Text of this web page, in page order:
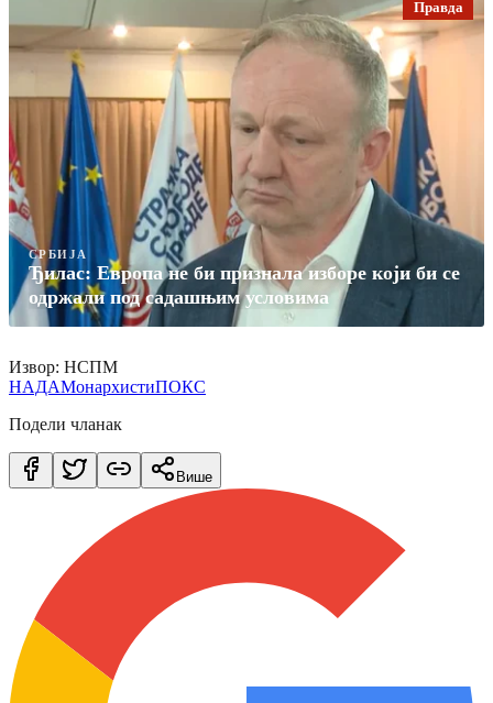
Правда
СРБИЈА
Ђилас: Европа не би признала изборе који би се
одржали под садашњим условима
Извор: НСПМ
НАДАМонархистиПОКС
Подели чланак
Више